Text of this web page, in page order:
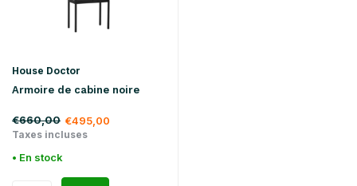
House Doctor
Armoire de cabine noire
€660,00 €495,00
Taxes incluses
• En stock